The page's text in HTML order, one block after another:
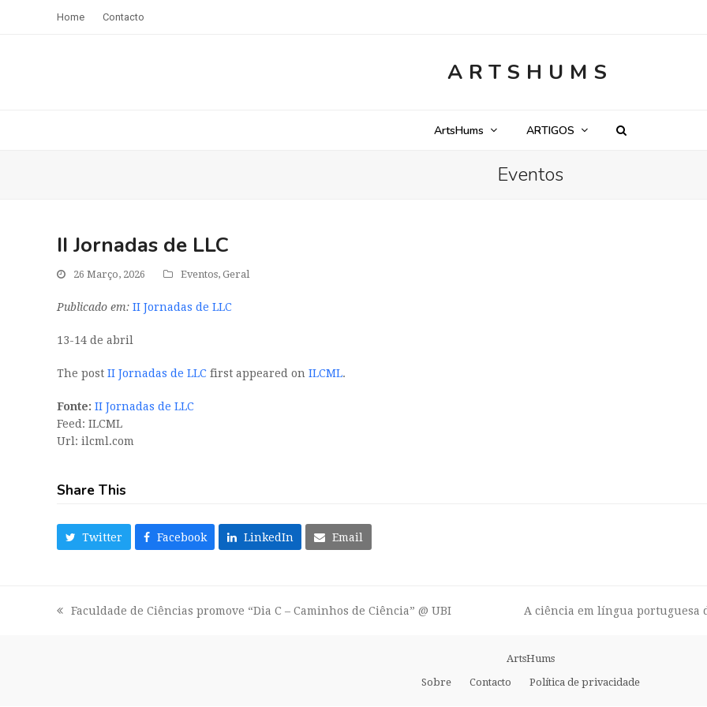
Home Contacto
ARTSHUMS
ArtsHums ARTIGOS
Eventos
II Jornadas de LLC
26 Março, 2026 Eventos, Geral
Publicado em: II Jornadas de LLC
13-14 de abril
The post II Jornadas de LLC first appeared on ILCML.
Fonte: II Jornadas de LLC
Feed: ILCML
Url: ilcml.com
Share This
Twitter Facebook LinkedIn Email
previous
Faculdade de Ciências promove “Dia C – Caminhos de Ciência” @ UBI
next
A ciência em língua portuguesa
ArtsHums
Sobre
Contacto Política de privacidade